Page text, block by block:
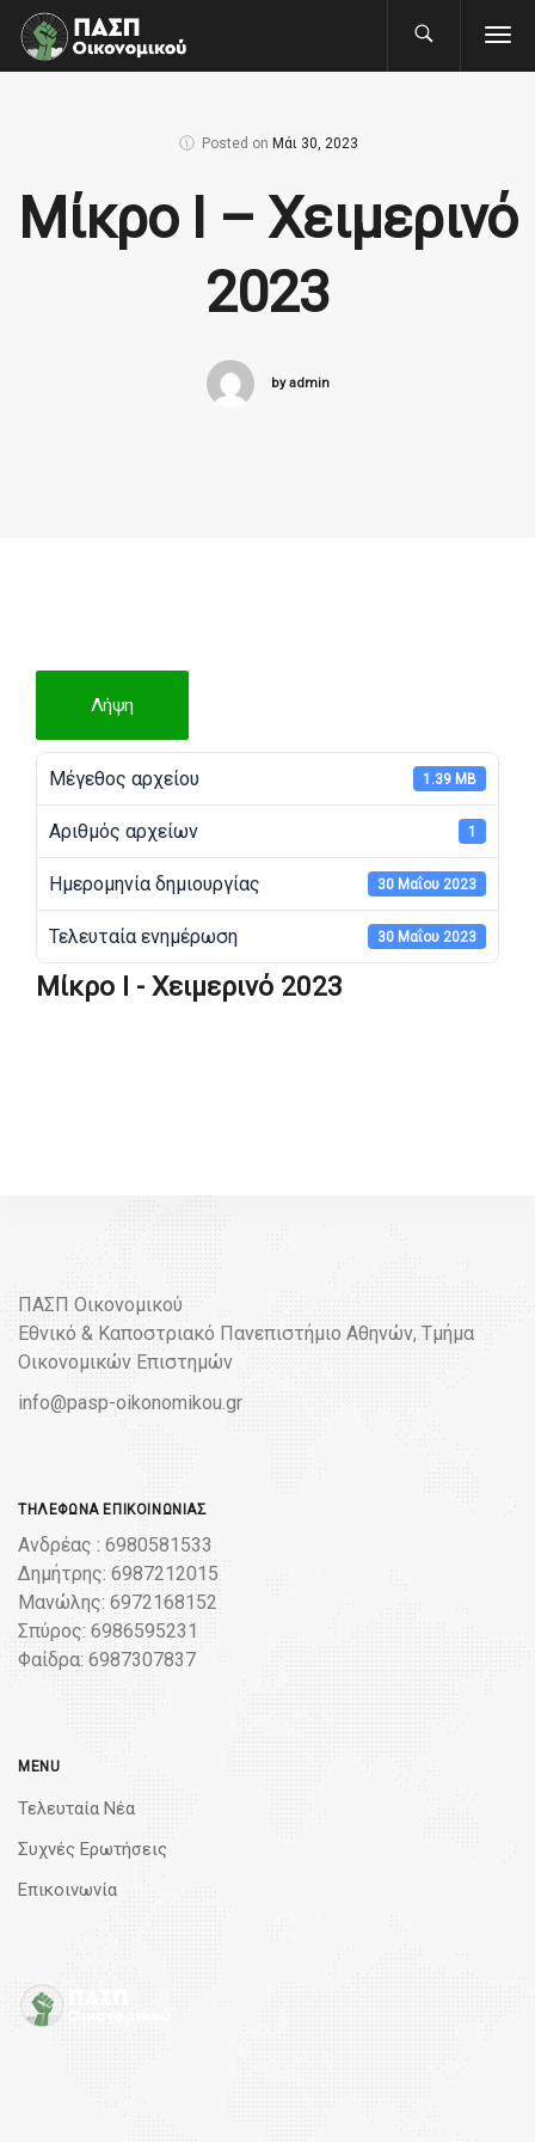
Posted on Μάι 30, 2023
Μίκρο Ι – Χειμερινό
2023
by admin
Λήψη
Μέγεθος αρχείου 1.39 MB
Αριθμός αρχείων 1
Ημερομηνία δημιουργίας 30 Μαΐου 2023
Τελευταία ενημέρωση 30 Μαΐου 2023
Μίκρο Ι - Χειμερινό 2023
ΠΑΣΠ Οικονομικού
Εθνικό & Καποστριακό Πανεπιστήμιο Αθηνών, Τμήμα
Οικονομικών Επιστημών
info@pasp-oikonomikou.gr
ΤΗΛΈΦΩΝΑ ΕΠΙΚΟΙΝΩΝΊΑΣ
Ανδρέας : 6980581533
Δημήτρης: 6987212015
Μανώλης: 6972168152
Σπύρος: 6986595231
Φαίδρα: 6987307837
MENU
Τελευταία Νέα
Συχνές Ερωτήσεις
Επικοινωνία